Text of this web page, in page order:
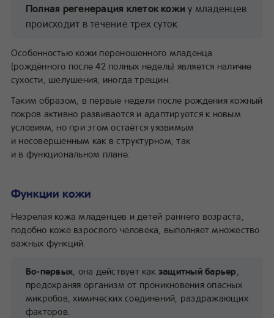
Полная регенерация клеток кожиу младенцев
происходит в течение трех суток
Особенностью кожи переношенного младенца
(рождённого после 42 полных недель) является наличие
сухости, шелушения, иногда трещин.
Таким образом, в первые недели после рождения кожный
покров активно развивается и адаптируется к новым
условиям, но при этом остаётся уязвимым
и несовершенным как в структурном, так
и в функциональном плане.
Функции кожи
Незрелая кожа младенцев и детей раннего возраста,
подобно коже взрослого человека, выполняет множество
важных функций.
Во‑первых , она действует как защитный барьер
предохраняя организм от проникновения опасных
микробов, химических соединений, раздражающих
факторов.